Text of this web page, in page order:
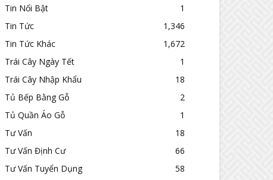
Tin Nổi Bật
1
Tin Tức
1,346
Tin Tức Khác
1,672
Trái Cây Ngày Tết
1
Trái Cây Nhập Khẩu
18
Tủ Bếp Bằng Gỗ
2
Tủ Quần Áo Gỗ
1
Tư Vấn
18
Tư Vấn Định Cư
66
Tư Vấn Tuyển Dụng
58